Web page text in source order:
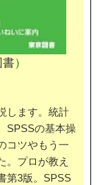
書）
します。統計
SPSSの基本操
コツやもう一
。プロが教え
第3版。SPSS